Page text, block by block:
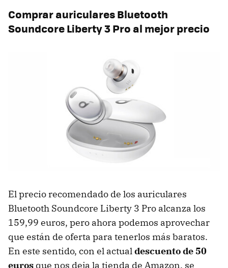
Comprar auriculares Bluetooth
Soundcore Liberty 3 Pro al mejor precio
El precio recomendado de los auriculares
Bluetooth Soundcore Liberty 3 Pro alcanza los
159,99 euros, pero ahora podemos aprovechar
que están de oferta para tenerlos más baratos.
En este sentido, con el actualdescuento de 50
euros que nos deja la tienda de Amazon, se